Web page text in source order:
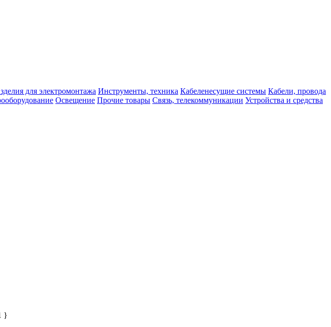
для электромонтажа Инструменты, техника Кабеленесущие системы Кабели, провода
Освещение Прочие товары Связь, телекоммуникации Устройства и средства
}